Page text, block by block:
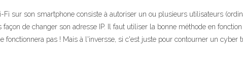
Fi sur son smartphone consiste à autoriser un ou plusieurs utilisateurs
façon de changer son adresse IP. Il faut utiliser la bonne méthode en
fonctionnera pas ! Mais à l'inversse, si c'est juste pour contourner un